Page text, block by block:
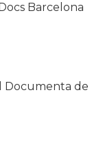
Barcelona
Documenta de